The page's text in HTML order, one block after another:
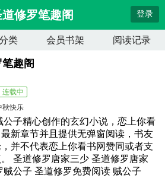
修罗笔趣阁 登录
类 会员书架 阅读记录
趣阁
连载中
秋快乐
04-11 06:16:12
子精心创作的玄幻小说，恋上你看
新章节并且提供无弹窗阅读，书友
并不代表恋上你看书网赞同或者支
圣道修罗唐家三少 圣道修罗唐家
公子 圣道修罗免费阅读 贼公子